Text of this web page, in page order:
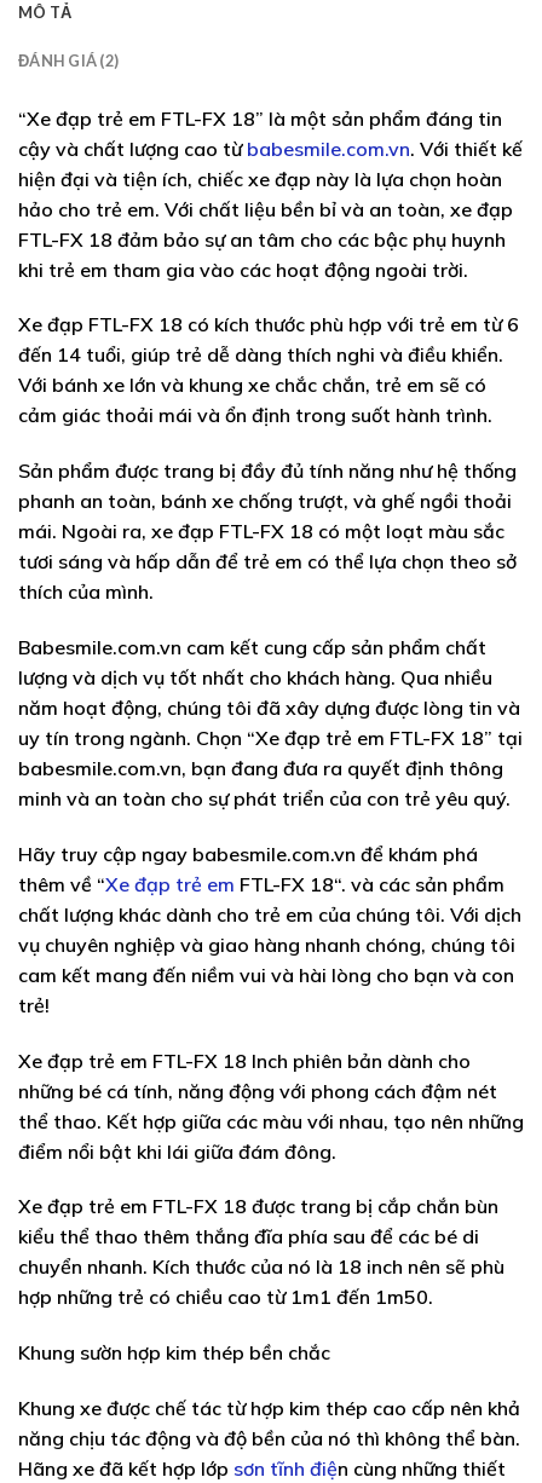
MÔ TẢ
ĐÁNH GIÁ (2)
“Xe đạp trẻ em FTL-FX 18” là một sản phẩm đáng tin
cậy và chất lượng cao từ babesmile.com.vn. Với thiết kế
hiện đại và tiện ích, chiếc xe đạp này là lựa chọn hoàn
hảo cho trẻ em. Với chất liệu bền bỉ và an toàn, xe đạp
FTL-FX 18 đảm bảo sự an tâm cho các bậc phụ huynh
khi trẻ em tham gia vào các hoạt động ngoài trời.
Xe đạp FTL-FX 18 có kích thước phù hợp với trẻ em từ 6
đến 14 tuổi, giúp trẻ dễ dàng thích nghi và điều khiển.
Với bánh xe lớn và khung xe chắc chắn, trẻ em sẽ có
cảm giác thoải mái và ổn định trong suốt hành trình.
Sản phẩm được trang bị đầy đủ tính năng như hệ thống
phanh an toàn, bánh xe chống trượt, và ghế ngồi thoải
mái. Ngoài ra, xe đạp FTL-FX 18 có một loạt màu sắc
tươi sáng và hấp dẫn để trẻ em có thể lựa chọn theo sở
thích của mình.
Babesmile.com.vn cam kết cung cấp sản phẩm chất
lượng và dịch vụ tốt nhất cho khách hàng. Qua nhiều
năm hoạt động, chúng tôi đã xây dựng được lòng tin và
uy tín trong ngành. Chọn “Xe đạp trẻ em FTL-FX 18” tại
babesmile.com.vn, bạn đang đưa ra quyết định thông
minh và an toàn cho sự phát triển của con trẻ yêu quý.
Hãy truy cập ngay babesmile.com.vn để khám phá
thêm về “Xe đạp trẻ em FTL-FX 18“. và các sản phẩm
chất lượng khác dành cho trẻ em của chúng tôi. Với dịch
vụ chuyên nghiệp và giao hàng nhanh chóng, chúng tôi
cam kết mang đến niềm vui và hài lòng cho bạn và con
trẻ!
Xe đạp trẻ em FTL-FX 18 Inch phiên bản dành cho
những bé cá tính, năng động với phong cách đậm nét
thể thao. Kết hợp giữa các màu với nhau, tạo nên những
điểm nổi bật khi lái giữa đám đông.
Xe đạp trẻ em FTL-FX 18 được trang bị cắp chắn bùn
kiểu thể thao thêm thắng đĩa phía sau để các bé di
chuyển nhanh. Kích thước của nó là 18 inch nên sẽ phù
hợp những trẻ có chiều cao từ 1m1 đến 1m50.
Khung sườn hợp kim thép bền chắc
Khung xe được chế tác từ hợp kim thép cao cấp nên khả
năng chịu tác động và độ bền của nó thì không thể bàn.
Hãng xe đã kết hợp lớp sơn tĩnh điện cùng những thiết